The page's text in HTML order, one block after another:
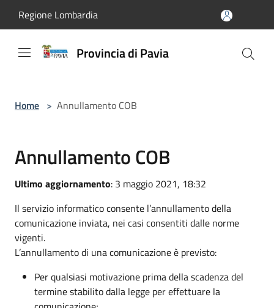
Regione Lombardia
Provincia di Pavia
Home > Annullamento COB
Annullamento COB
Ultimo aggiornamento: 3 maggio 2021, 18:32
Il servizio informatico consente l’annullamento della
comunicazione inviata, nei casi consentiti dalle norme
vigenti.
L’annullamento di una comunicazione è previsto:
Per qualsiasi motivazione prima della scadenza del
termine stabilito dalla legge per effettuare la